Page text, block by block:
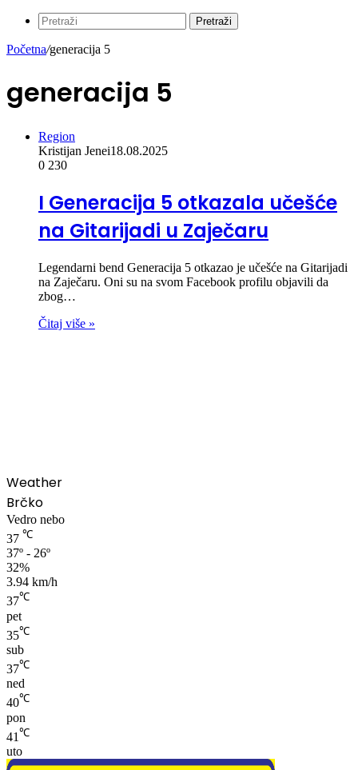
Pretraži
Početna/generacija 5
generacija 5
Region
Kristijan Jenei18.08.2025
0 230
I Generacija 5 otkazala učešće
na Gitarijadi u Zaječaru
Legendarni bend Generacija 5 otkazao je učešće na Gitarijadi
na Zaječaru. Oni su na svom Facebook profilu objavili da
zbog…
Čitaj više »
Weather
Brčko
Vedro nebo
37 ℃
37º - 26º
32%
3.94 km/h
37℃
pet
35℃
sub
37℃
ned
40℃
pon
41 ℃
uto